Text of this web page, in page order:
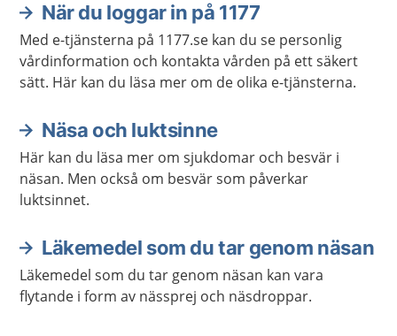
När du loggar in på 1177
Med e-tjänsterna på 1177.se kan du se personlig
vårdinformation och kontakta vården på ett säkert
sätt. Här kan du läsa mer om de olika e-tjänsterna.
Näsa och luktsinne
Här kan du läsa mer om sjukdomar och besvär i
näsan. Men också om besvär som påverkar
luktsinnet.
Läkemedel som du tar genom näsan
Läkemedel som du tar genom näsan kan vara
flytande i form av nässprej och näsdroppar.